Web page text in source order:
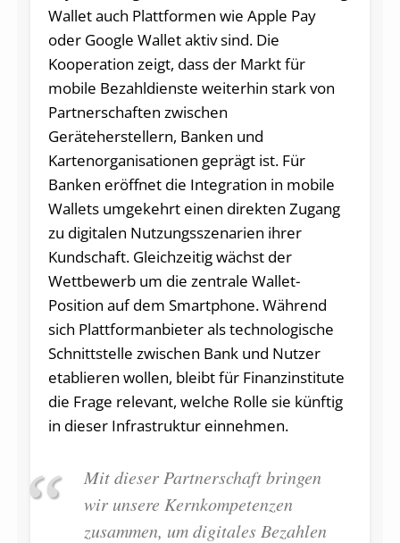
Wallet auch Plattformen wie Apple Pay
oder Google Wallet aktiv sind. Die
Kooperation zeigt, dass der Markt für
mobile Bezahldienste weiterhin stark von
Partnerschaften zwischen
Geräteherstellern, Banken und
Kartenorganisationen geprägt ist. Für
Banken eröffnet die Integration in mobile
Wallets umgekehrt einen direkten Zugang
zu digitalen Nutzungsszenarien ihrer
Kundschaft. Gleichzeitig wächst der
Wettbewerb um die zentrale Wallet-
Position auf dem Smartphone. Während
sich Plattformanbieter als technologische
Schnittstelle zwischen Bank und Nutzer
etablieren wollen, bleibt für Finanzinstitute
die Frage relevant, welche Rolle sie künftig
in dieser Infrastruktur einnehmen.
Mit dieser Partnerschaft bringen
wir unsere Kernkompetenzen
zusammen, um digitales Bezahlen